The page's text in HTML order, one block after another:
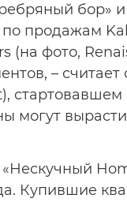
бор»
по продажам
(на фото,
–
могут
«Нескучный
Купившие